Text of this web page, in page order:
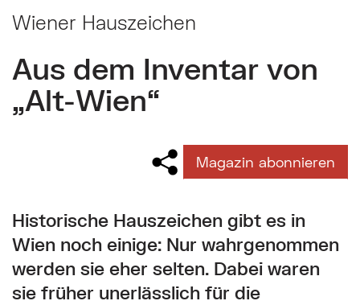
Wiener Hauszeichen
Aus dem Inventar von
„Alt-Wien“
Magazin abonnieren
Historische Hauszeichen gibt es in
Wien noch einige: Nur wahrgenommen
werden sie eher selten. Dabei waren
sie früher unerlässlich für die